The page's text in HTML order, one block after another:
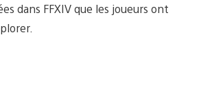
dans FFXIV que les joueurs ont